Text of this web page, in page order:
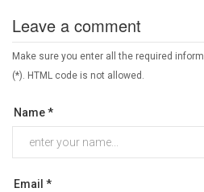
Leave a comment
Make sure you enter all the required
(*). HTML code is not allowed.
Name *
Email *